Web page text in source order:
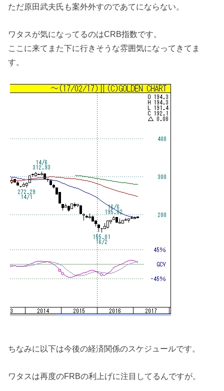
ただ原田武夫氏も案外外すのであてにならない。
ワタスが気になってるのはCRB指数です。
ここに来てまた下に行きそうな雰囲気になってきてま
す。
ちなみに以下は今後の経済関係のスケジュールです。
ワタスは再度のFRBの利上げに注目してるんですが。